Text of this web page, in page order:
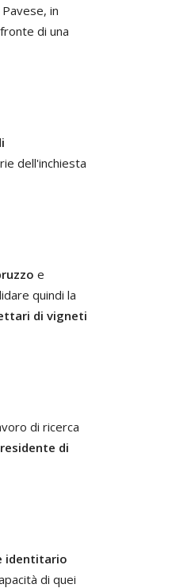
in
di una
dell'inchiesta
e
quindi la
di vigneti
di ricerca
di
identitario
di quei